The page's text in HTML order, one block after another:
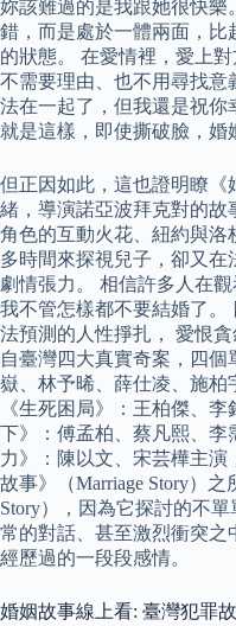
妳該難過的是我跟她很快
錯，而是處於一體兩面，
的狀態。 在愛情裡，愛上
不需要理由、也不用尋找意
法在一起了，但我還是祝你
就是這樣，即使撕破臉，婚
但正因如此，這也證明瞭
緒，導演諾亞波拜克對的故
角色的互動火花、紐約與
多時間來探視兒子，卻又
劇情張力。 相信許多人在
我不管怎樣都不要結婚了。
法預測的人性掙扎， 愛恨
自臺灣四大真實奇案，四
嶽、林予晞、薛仕凌、施柏
《生死困局》：王柏傑、
下》：傅孟柏、蔡凡熙、李
力》：陳以文、宋芸樺主
故事》（Marriage Story）
Story），因為它探討的不
常的對話、甚至激烈衝突之
經歷過的一段段感情。
婚姻故事線上看: 臺灣犯罪